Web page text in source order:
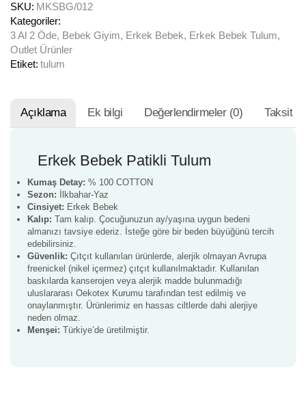
SKU: MKSBG/012
Kategoriler:
3 Al 2 Öde, Bebek Giyim, Erkek Bebek, Erkek Bebek Tulum,
Outlet Ürünler
Etiket: tulum
Açıklama Ek bilgi Değerlendirmeler (0) Taksit
Erkek Bebek Patikli Tulum
Kumaş Detay: % 100 COTTON
Sezon: İlkbahar-Yaz
Cinsiyet: Erkek Bebek
Kalıp: Tam kalıp. Çocuğunuzun ay/yaşına uygun bedeni
almanızı tavsiye ederiz. İsteğe göre bir beden büyüğünü tercih
edebilirsiniz.
Güvenlik: Çıtçıt kullanılan ürünlerde, alerjik olmayan Avrupa
freenickel (nikel içermez) çıtçıt kullanılmaktadır. Kullanılan
baskılarda kanserojen veya alerjik madde bulunmadığı
uluslararası Oekotex Kurumu tarafından test edilmiş ve
onaylanmıştır. Ürünlerimiz en hassas ciltlerde dahi alerjiye
neden olmaz.
Menşei: Türkiye’de üretilmiştir.